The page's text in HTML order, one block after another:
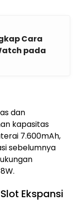
Cara
pada
dan
kapasitas
7.600mAh,
sebelumnya
Ekspansi